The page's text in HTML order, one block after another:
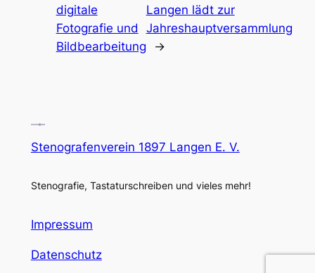
digitale
Fotografie und
Bildbearbeitung
Langen lädt zur
Jahreshauptversammlung
→
Stenografenverein 1897 Langen E. V.
Stenografie, Tastaturschreiben und vieles mehr!
Impressum
Datenschutz